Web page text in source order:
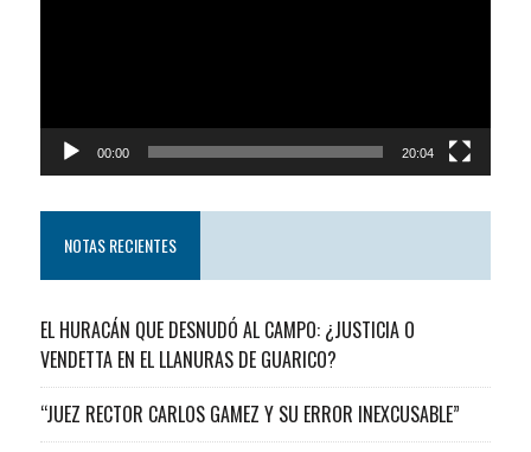
00:00 20:04
NOTAS RECIENTES
EL HURACÁN QUE DESNUDÓ AL CAMPO: ¿JUSTICIA O
VENDETTA EN EL LLANURAS DE GUARICO?
“JUEZ RECTOR CARLOS GAMEZ Y SU ERROR INEXCUSABLE”